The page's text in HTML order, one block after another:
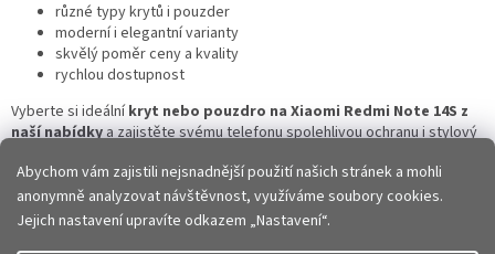
Abychom vám zajistili nejsnadnější použití našich stránek a mohli
anonymně analyzovat návštěvnost, využíváme soubory cookies.
Jejich nastavení upravíte odkazem „Nastavení“.
různé typy krytů i pouzder
moderní i elegantní varianty
skvělý poměr ceny a kvality
rychlou dostupnost
Vyberte si ideálníkryt nebo pouzdro na Xiaomi Redmi Note 14S z
naší nabídkya zajistěte svému telefonu spolehlivou ochranu i stylový